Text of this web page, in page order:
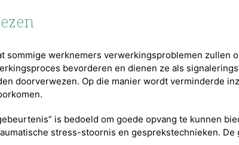
sommige werknemers verwerkingsproblemen zullen
bevorderen en dienen ze als
doorverwezen. Op die manier wordt verminderde
is bedoeld om goede opvang te kunnen
stress-stoornis en gesprekstechnieken.